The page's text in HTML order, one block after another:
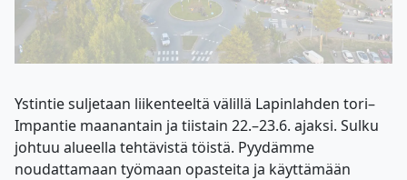
Ystintie suljetaan liikenteeltä välillä Lapinlahden tori–
Impantie maanantain ja tiistain 22.–23.6. ajaksi. Sulku
johtuu alueella tehtävistä töistä. Pyydämme
noudattamaan työmaan opasteita ja käyttämään